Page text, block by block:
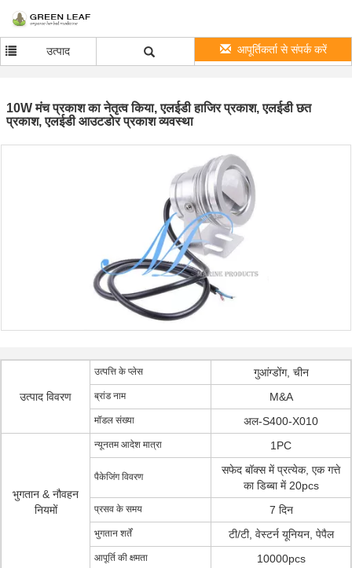
उत्पाद आपूर्तिकर्ता से संपर्क करें
10W मंच प्रकाश का नेतृत्व किया, एलईडी हाजिर प्रकाश, एलईडी छत
प्रकाश, एलईडी आउटडोर प्रकाश व्यवस्था
उत्पाद विवरण
उत्पत्ति के प्लेस गुआंग्डोंग, चीन
ब्रांड नाम M&A
मॉडल संख्या अल-S400-X010
भुगतान & नौवहन
नियमों
न्यूनतम आदेश मात्रा 1PC
पैकेजिंग विवरण
सफेद बॉक्स में प्रत्येक, एक गत्ते
का डिब्बा में 20pcs
प्रसव के समय 7 दिन
भुगतान शर्तें टी/टी, वेस्टर्न यूनियन, पेपैल
आपूर्ति की क्षमता 10000pcs